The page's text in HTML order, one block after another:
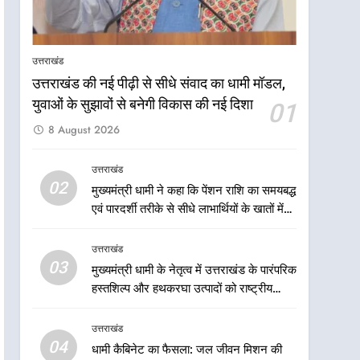
उत्तराखंड
उत्तराखंड की नई पीढ़ी से सीधे संवाद का धामी मॉडल,
युवाओं के सुझावों से बनेगी विकास की नई दिशा
01
8 August 2026
02
उत्तराखंड
मुख्यमंत्री धामी ने कहा कि पेंशन राशि का समयबद्ध
एवं पारदर्शी तरीके से सीधे लाभार्थियों के खातों में
सरकारी योजनाओं का सीधे लाभ मिल रहा है
03
उत्तराखंड
मुख्यमंत्री धामी के नेतृत्व में उत्तराखंड के पारंपरिक
हस्तशिल्प और हथकरघा उत्पादों को राष्ट्रीय
04
उत्तराखंड
धामी कैबिनेट का फैसला: जल जीवन मिशन की
केंद्रीय मंत्री अजय टम्टा और
मुख्यमंत्री धामी की बैठक, सड़क
परियोजनाओं पर हुआ मंथन
7
एमडीडीए बोर्ड बैठक में 25 विकास
प्रस्तावों को मिली मंजूरी, देहरादून-
8
मुख्यमंत्री धामी के प्रयासों से
बनबसा रेलवे स्टेशन पर अछनेरा-
1
उत्तराखंड की नई पीढ़ी से सीधे
दिशा